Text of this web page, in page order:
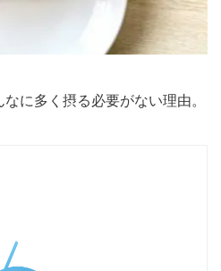
に多く摂る必要がない理由。